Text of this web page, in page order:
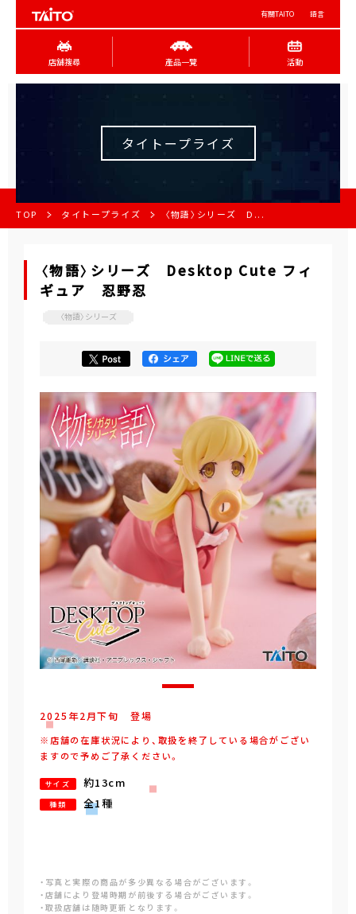
有關TAITO 語言
店舖搜尋 產品一覽 活動
タイトープライズ
TOP タイトープライズ 〈物語〉シリーズ D...
〈物語〉シリーズ Desktop Cute フィ
ギュア 忍野忍
〈物語〉シリーズ
2025年2月下旬 登場
※店舗の在庫状況により、取扱を終了している場合がござい
ますので予めご了承ください。
サイズ 約13cm
種類 全1種
・写真と実際の商品が多少異なる場合がございます。
・店舗により登場時期が前後する場合がございます。
・取扱店舗は随時更新となります。